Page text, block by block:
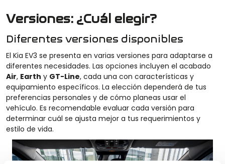
Versiones: ¿Cuál elegir?
Diferentes versiones disponibles
El Kia EV3 se presenta en varias versiones para adaptarse a
diferentes necesidades. Las opciones incluyen el acabado
Air, Earth y GT-Line, cada una con características y
equipamiento específicos. La elección dependerá de tus
preferencias personales y de cómo planeas usar el
vehículo. Es recomendable evaluar cada versión para
determinar cuál se ajusta mejor a tus requerimientos y
estilo de vida.